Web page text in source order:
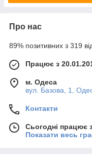
Про нас
89% позитивних з 319
Працює з
м. Одеса
вул. Базова, 1,
Контакти
Сьогодні працює
Показати весь